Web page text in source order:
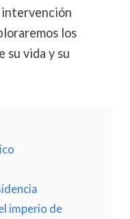
intervención
los
su vida y su
imperio de